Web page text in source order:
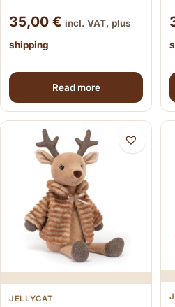
35,00 € incl. VAT, plus
shipping
Read more
JELLYCAT